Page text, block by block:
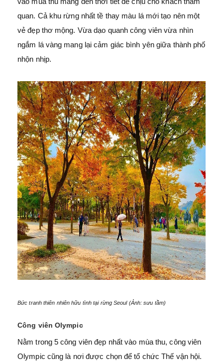
quan. Cả khu rừng nhất tề thay màu lá mới tạo nên một
vẻ đẹp thơ mộng. Vừa dạo quanh công viên vừa nhìn
ngắm lá vàng mang lại cảm giác bình yên giữa thành phố
nhộn nhịp.
Bức tranh thiên nhiên hữu tình tại rừng Seoul (Ảnh: sưu tầm)
Công viên Olympic
Nằm trong 5 công viên đẹp nhất vào mùa thu, công viên
Olympic cũng là nơi được chọn để tổ chức Thế vận hội.